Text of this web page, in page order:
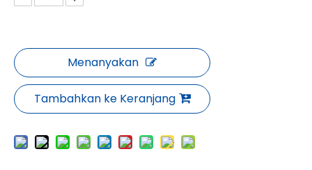
Menanyakan
Tambahkan ke Keranjang